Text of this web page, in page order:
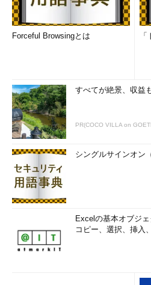
Forceful Browsingとは
すべてが絶景、収益
PR(COCO VILLA on
シングルサインオン
Excelの基本オブジ
コピー、選択、挿入